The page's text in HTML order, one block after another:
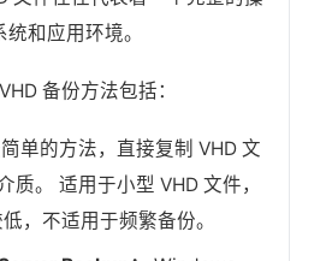
统和应用环境。
备份方法包括：
单的方法，直接复制 VHD 文
质。 适用于小型 VHD 文件，
，不适用于频繁备份。